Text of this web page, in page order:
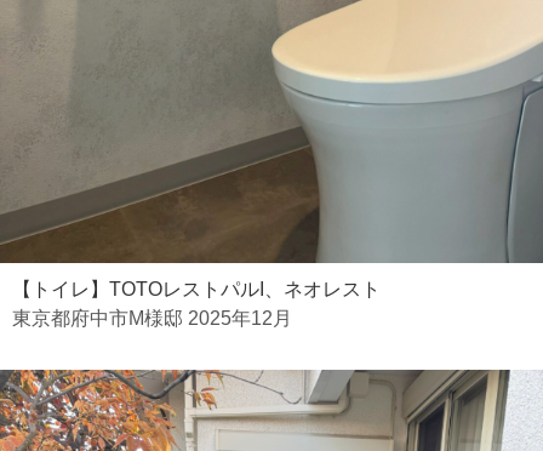
【トイレ】TOTOレストパルI、ネオレスト
東京都府中市M様邸 2025年12月